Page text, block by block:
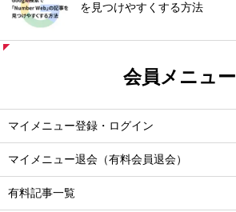
を見つけやすくする方法
会員メニュー
マイメニュー登録・ログイン
マイメニュー退会（有料会員退会）
有料記事一覧